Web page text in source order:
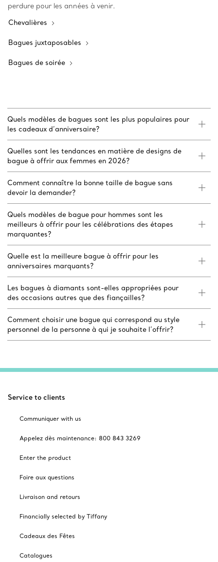
perdure pour les années à venir.
Chevalières
Bagues juxtaposables
Bagues de soirée
Quels modèles de bagues sont les plus populaires pour
les cadeaux d’anniversaire?
Quelles sont les tendances en matière de designs de
bague à offrir aux femmes en 2026?
Comment connaître la bonne taille de bague sans
devoir la demander?
Quels modèles de bague pour hommes sont les
meilleurs à offrir pour les célébrations des étapes
marquantes?
Quelle est la meilleure bague à offrir pour les
anniversaires marquants?
Les bagues à diamants sont-elles appropriées pour
des occasions autres que des fiançailles?
Comment choisir une bague qui correspond au style
personnel de la personne à qui je souhaite l’offrir?
Service to clients
Communiquer with us
Appelez dès maintenance: 800 843 3269
Enter the product
Foire aux questions
Livraison and retours
Financially selected by Tiffany
Cadeaux des Fêtes
Catalogues